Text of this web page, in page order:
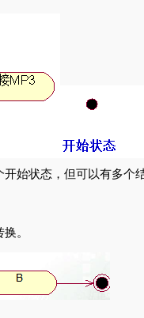
始状态，但可以有多个
。